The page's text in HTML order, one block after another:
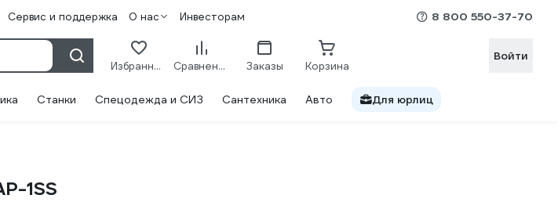
Сервис и поддержка О нас Инвесторам 8 800 550-37-70
Избранное Сравнение Заказы Корзина
Войти
Станки Спецодежда и СИЗ Сантехника Авто Для юрлиц
1SS